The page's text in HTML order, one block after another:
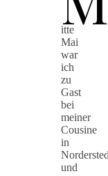
itte
Mai
war
ich
zu
Gast
bei
meiner
Cousine
in
und